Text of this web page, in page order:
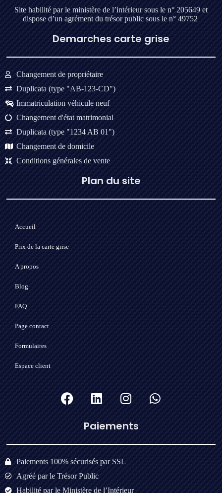
Site habilité par le ministère de l’intérieur sous le n° 205649 et
dispose d’un agrément du trésor public sous le n° 49752
Demarches carte grise
Changement de propriétaire
Duplicata (type "AB-123-CD")
Immatriculation véhicule neuf
Changement d'état matrimonial
Duplicata (type "1234 AB 01")
Changement de domicile
Conditions générales de vente
Plan du site
Accueil
Prix de la carte grise
A propos
Blog
FAQ
Page contact
Formulaires
Espace client
Paiements​
Paiements 100% sécurisés par SSL
Agréé par le Trésor Public
Habilité par le Ministère de l’Intérieur